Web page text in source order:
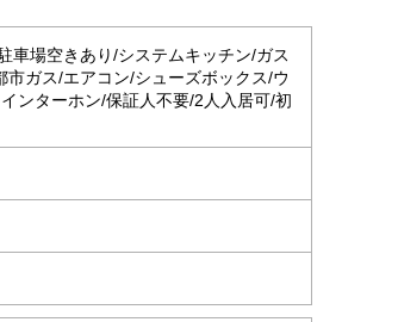
車場空きあり/システムキッチン/ガス
ガス/エアコン/シューズボックス/ウ
ンターホン/保証人不要/2人入居可/初